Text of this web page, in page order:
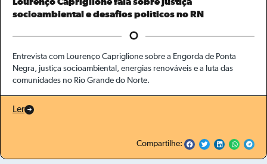
socioambiental e desafios políticos no RN
Entrevista com Lourenço Capriglione sobre a Engorda de Ponta
Negra, justiça socioambiental, energias renováveis e a luta das
comunidades no Rio Grande do Norte.
Ler
Compartilhe: